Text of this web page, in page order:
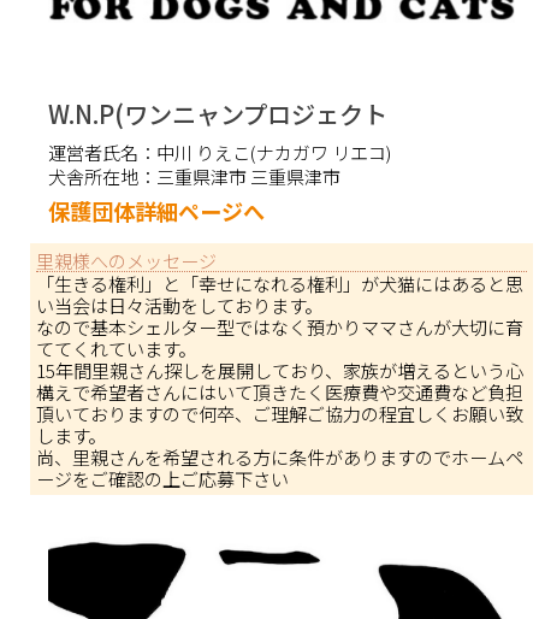
W.N.P(ワンニャンプロジェクト
運営者氏名： 中川 りえこ(ナカガワ リエコ)
犬舎所在地： 三重県津市 三重県津市
保護団体詳細ページへ
里親様へのメッセージ
「生きる権利」と「幸せになれる権利」が犬猫にはあると思
い当会は日々活動をしております。
なので基本シェルター型ではなく預かりママさんが大切に育
ててくれています。
15年間里親さん探しを展開しており、家族が増えるという心
構えで希望者さんにはいて頂きたく医療費や交通費など負担
頂いておりますので何卒、ご理解ご協力の程宜しくお願い致
します。
尚、里親さんを希望される方に条件がありますのでホームペ
ージをご確認の上ご応募下さい